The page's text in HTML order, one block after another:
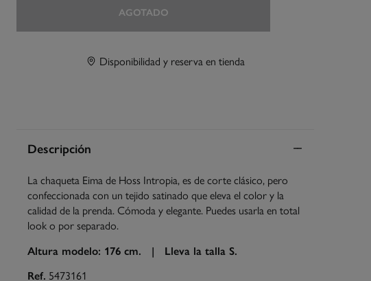
AGOTADO
Disponibilidad y reserva en tienda
Descripción
La chaqueta Eima de Hoss Intropia, es de corte clásico, pero
confeccionada con un tejido satinado que eleva el color y la
calidad de la prenda. Cómoda y elegante. Puedes usarla en total
look o por separado.
Altura modelo: 176 cm. | Lleva la talla S.
Ref. 5473161